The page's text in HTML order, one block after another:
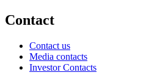
Contact
Contact us
Media contacts
Investor Contacts